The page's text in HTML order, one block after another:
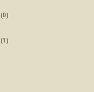
(0)
(1)